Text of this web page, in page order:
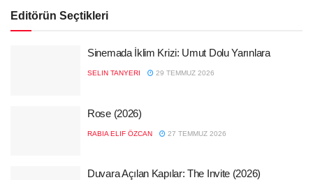
Editörün Seçtikleri
Sinemada İklim Krizi: Umut Dolu Yarınlara
SELIN TANYERI 29 TEMMUZ 2026
Rose (2026)
RABIA ELIF ÖZCAN 27 TEMMUZ 2026
Duvara Açılan Kapılar: The Invite (2026)